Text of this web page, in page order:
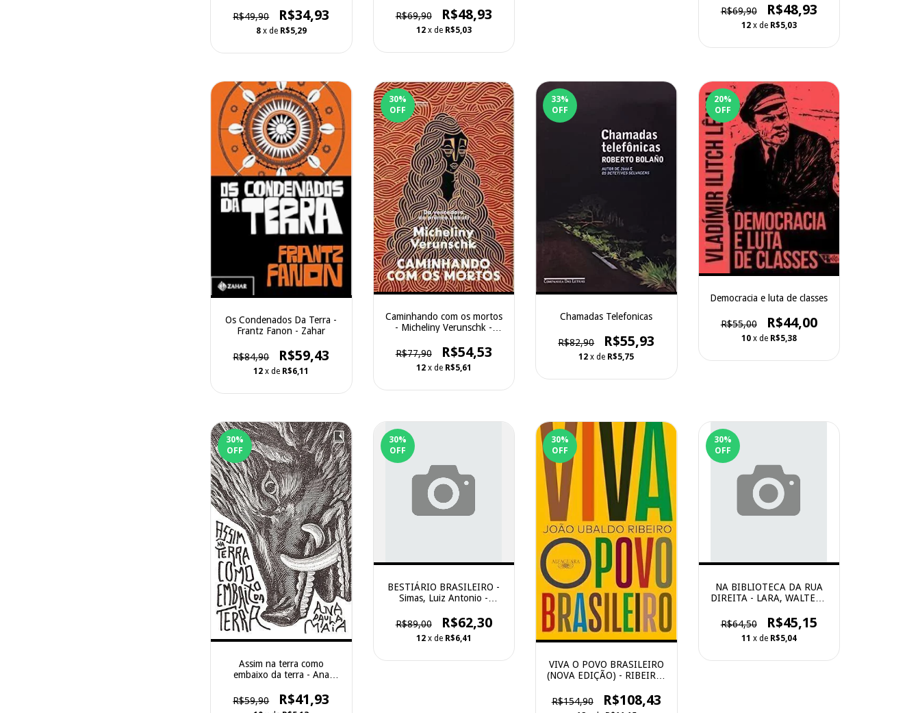
R$49,90
R$34,93
8 x de R$5,29
R$69,90
R$48,93
12 x de R$5,03
R$69,90 R$48,93
12 x de R$5,03
Os Condenados Da Terra -
Frantz Fanon - Zahar
R$84,90 R$59,43
12 x de R$6,11
30%
OFF
Caminhando com os mortos
- Micheliny Verunschk -
R$77,90
R$54,53
12 x de R$5,61
33%
OFF
Chamadas Telefonicas
R$82,90 R$55,93
12 x de R$5,75
20%
OFF
Democracia e luta de classes
R$55,00 R$44,00
10 x de R$5,38
30%
OFF
Assim na terra como
embaixo da terra - Ana
R$59,90
R$41,93
30%
OFF
BESTIÁRIO BRASILEIRO -
Simas, Luiz Antonio -
R$89,00
R$62,30
12 x de R$6,41
30%
OFF
VIVA O POVO BRASILEIRO
(NOVA EDIÇÃO) - RIBEIRO,
R$154,90
R$108,43
30%
OFF
NA BIBLIOTECA DA RUA
DIREITA - LARA, WALTER -
R$64,50
R$45,15
11 x de R$5,04